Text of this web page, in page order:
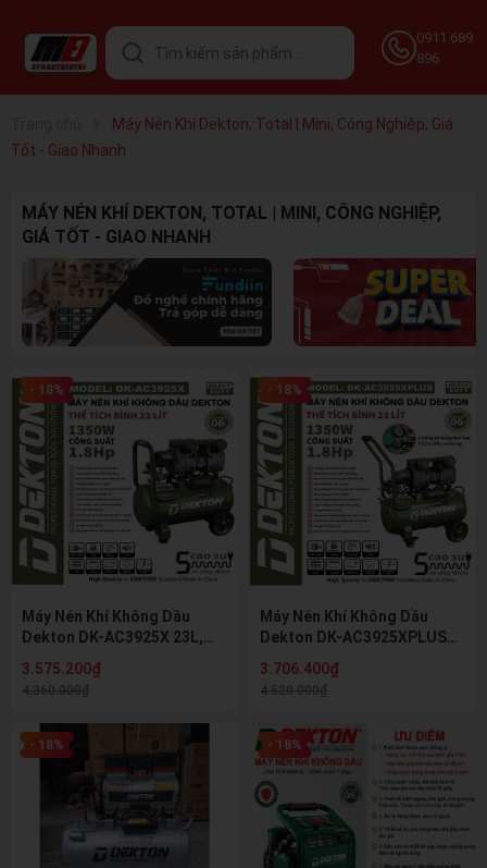
0911 689
896
Máy Nén Khí Dekton, Total | Mini, Công Nghiệp, Giá
Tốt - Giao Nhanh
MÁY NÉN KHÍ DEKTON, TOTAL | MINI, CÔNG NGHIỆP,
GIÁ TỐT - GIAO NHANH
- 18%
Máy Nén Khí Không Dầu
Dekton DK-AC3925X 23L,
Lực 8Bar, Lưu Lượng
175L/Phút
3.575.200₫
4.360.000₫
- 18%
Máy Nén Khí Không Dầu
Dekton DK-AC3925XPLUS
1.8HP, Áp Lực 8Bar, Lưu
Lượng 175L/Phút
3.706.400₫
4.520.000₫
- 18% - 18%